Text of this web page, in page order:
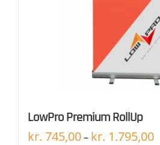
LowPro Premium RollUp
kr. 745,00– kr. 1.795,00